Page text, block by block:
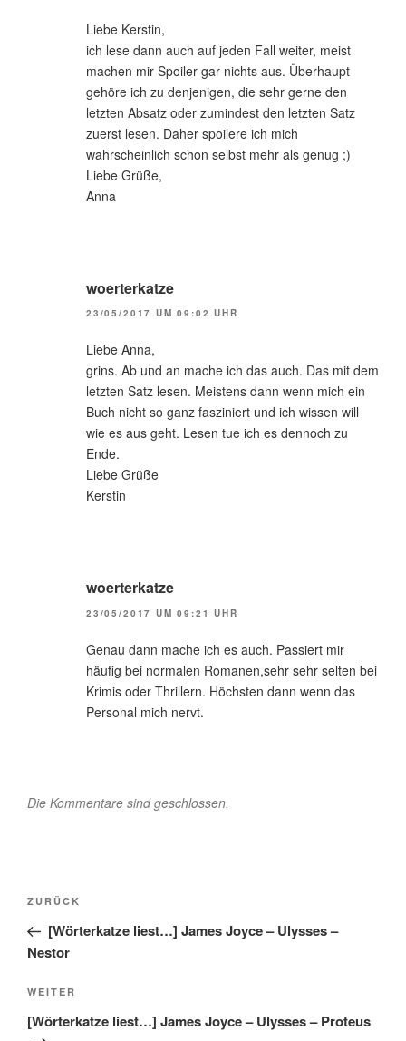
Liebe Kerstin,
ich lese dann auch auf jeden Fall weiter, meist
machen mir Spoiler gar nichts aus. Überhaupt
gehöre ich zu denjenigen, die sehr gerne den
letzten Absatz oder zumindest den letzten Satz
zuerst lesen. Daher spoilere ich mich
wahrscheinlich schon selbst mehr als genug ;)
Liebe Grüße,
Anna
woerterkatze
23/05/2017 UM 09:02 UHR
Liebe Anna,
grins. Ab und an mache ich das auch. Das mit dem
letzten Satz lesen. Meistens dann wenn mich ein
Buch nicht so ganz fasziniert und ich wissen will
wie es aus geht. Lesen tue ich es dennoch zu
Ende.
Liebe Grüße
Kerstin
woerterkatze
23/05/2017 UM 09:21 UHR
Genau dann mache ich es auch. Passiert mir
häufig bei normalen Romanen,sehr sehr selten bei
Krimis oder Thrillern. Höchsten dann wenn das
Personal mich nervt.
Die Kommentare sind geschlossen.
Beitragsnavigation
Vorheriger
Beitrag
ZURÜCK
[Wörterkatze liest…] James Joyce – Ulysses –
Nestor
Nächster
Beitrag
WEITER
[Wörterkatze liest…] James Joyce – Ulysses – Proteus